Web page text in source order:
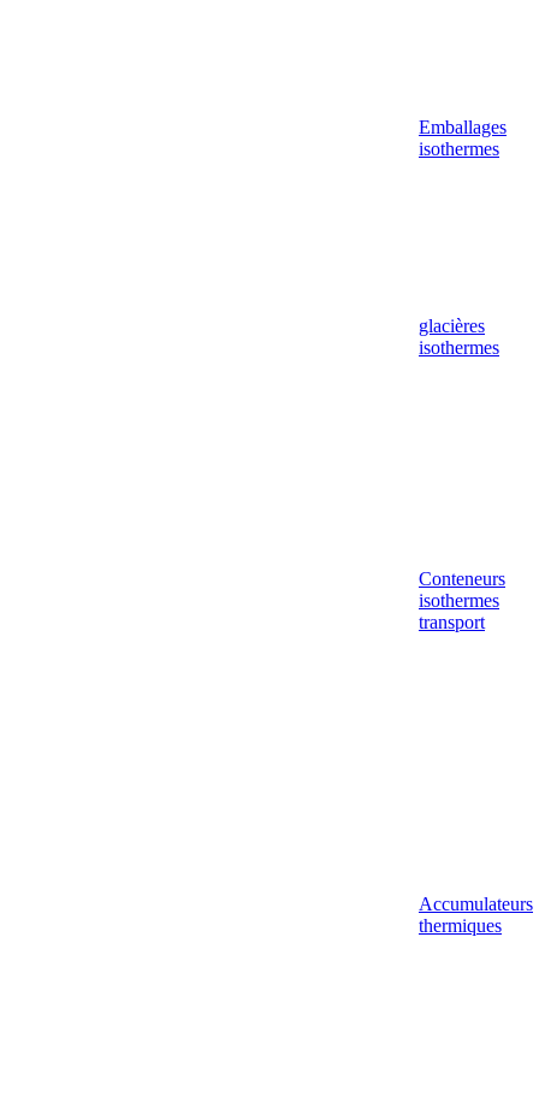
Emballages
isothermes
glacières
isothermes
Conteneurs
isothermes
transport
Accumulateurs
thermiques